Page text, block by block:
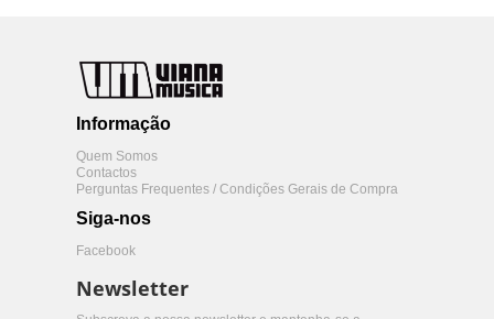
Informação
Quem Somos
Contactos
Perguntas Frequentes / Condições Gerais de Compra
Siga-nos
Facebook
Newsletter